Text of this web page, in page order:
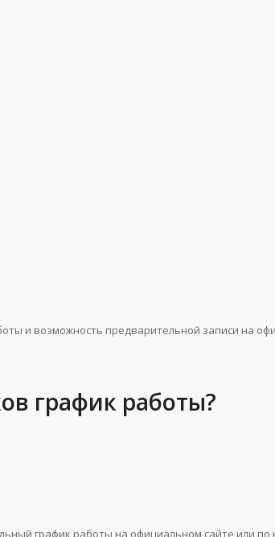
и возможность предварительной записи на
график работы?
график работы на официальном сайте или по